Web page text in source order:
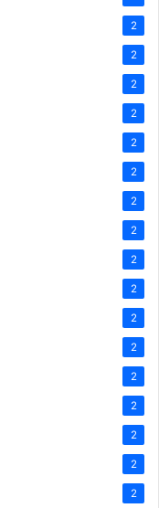
2
2
2
2
2
2
2
2
2
2
2
2
2
2
2
2
2